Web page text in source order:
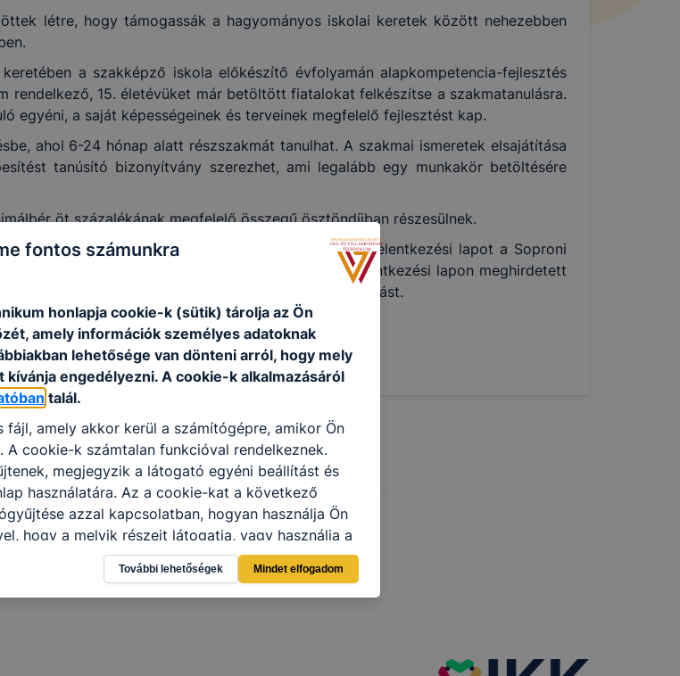
létre, hogy támogassák a hagyományos iskolai keretek között nehezebben
a szakképző iskola előkészítő évfolyamán alapkompetencia-fejlesztés
15. életévüket már betöltött fiatalokat felkészítse a szakmatanulásra.
egyéni, a saját képességeinek és terveinek megfelelő fejlesztést kap.
ahol 6-24 hónap alatt részszakmát tanulhat. A szakmai ismeretek elsajátítása
tanúsító bizonyítvány szerezhet, ami legalább egy munkakör betöltésére
öt százalékának megfelelő összegű ösztöndíjban részesülnek.
jelentkezési lapon tud jelentkezni. A kitöltött jelentkezési lapot a Soproni
(tel.:+36 99 311 916) alatt tudja leadni vagy a jelentkezési lapon meghirdetett
végén, szeptember elején adunk tájékoztatást.
fontos számunkra
honlapja cookie-k (sütik) tárolja az Ön
amely információk személyes adatoknak
lehetősége van dönteni arról, hogy mely
kívánja engedélyezni. A cookie-k alkalmazásáról
talál.
fájl, amely akkor kerül a számítógépre, amikor Ön
A cookie-k számtalan funkcióval rendelkeznek.
megjegyzik a látogató egyéni beállítást és
használatára. Az a cookie-kat a következő
azzal kapcsolatban, hogyan használja Ön
hogy a melyik részeit látogatja, vagy használja a
hogyan biztosítjuk Önnek még jobb felhasználói
oldalunkat, honlap fejlesztése.
Hogyan
a cookie-kat?Minden modern böngésző
További lehetőségek Mindet elfogadom